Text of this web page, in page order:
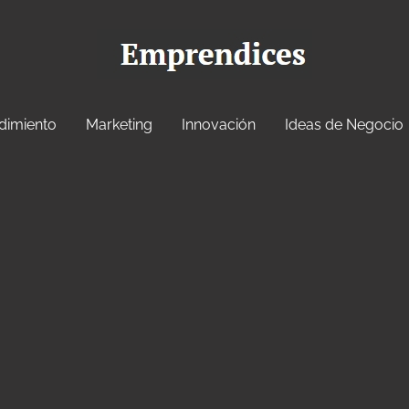
Marketing Innovación Ideas de Negocio